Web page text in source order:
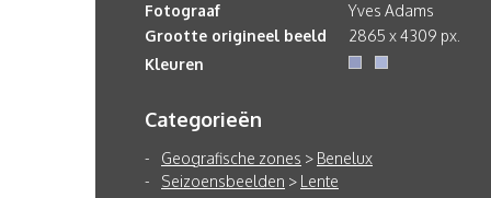
Fotograaf
Yves Adams
Grootte origineel beeld
2865 x 4309 px.
Kleuren
Categorieën
Geografische zones > Benelux
Seizoensbeelden > Lente